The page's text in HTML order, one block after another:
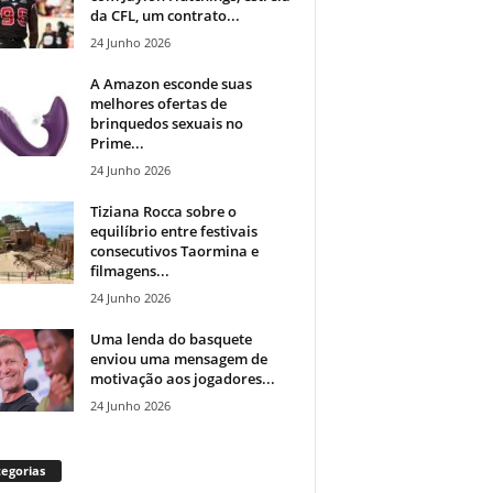
da CFL, um contrato...
24 Junho 2026
A Amazon esconde suas
melhores ofertas de
brinquedos sexuais no
Prime...
24 Junho 2026
Tiziana Rocca sobre o
equilíbrio entre festivais
consecutivos Taormina e
filmagens...
24 Junho 2026
Uma lenda do basquete
enviou uma mensagem de
motivação aos jogadores...
24 Junho 2026